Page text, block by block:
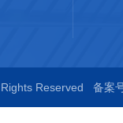
Reserved 备案